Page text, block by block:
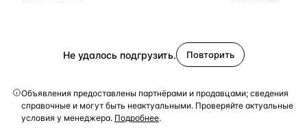
Не удалось подгрузить. Повторить
Объявления предоставлены партнёрами и продавцами; сведения
справочные и могут быть неактуальными. Проверяйте актуальные
условия у менеджера. Подробнее.